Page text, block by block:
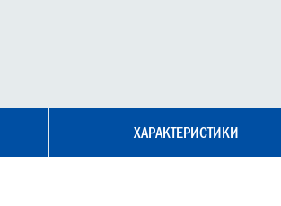
ХАРАКТЕРИСТИКИ